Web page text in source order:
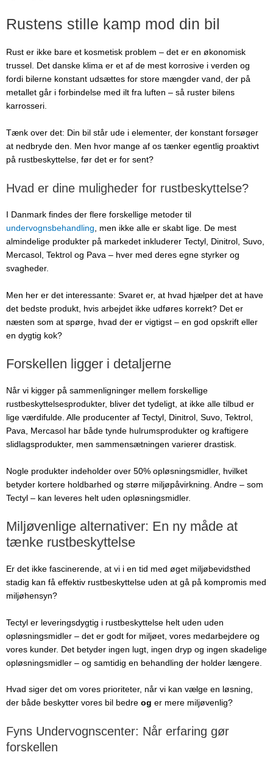
Rustens stille kamp mod din bil
Rust er ikke bare et kosmetisk problem – det er en økonomisk
trussel. Det danske klima er et af de mest korrosive i verden og
fordi bilerne konstant udsættes for store mængder vand, der på
metallet går i forbindelse med ilt fra luften – så ruster bilens
karrosseri.
Tænk over det: Din bil står ude i elementer, der konstant forsøger
at nedbryde den. Men hvor mange af os tænker egentlig proaktivt
på rustbeskyttelse, før det er for sent?
Hvad er dine muligheder for rustbeskyttelse?
I Danmark findes der flere forskellige metoder til
undervognsbehandling, men ikke alle er skabt lige. De mest
almindelige produkter på markedet inkluderer Tectyl, Dinitrol, Suvo,
Mercasol, Tektrol og Pava – hver med deres egne styrker og
svagheder.
Men her er det interessante: Svaret er, at hvad hjælper det at have
det bedste produkt, hvis arbejdet ikke udføres korrekt? Det er
næsten som at spørge, hvad der er vigtigst – en god opskrift eller
en dygtig kok?
Forskellen ligger i detaljerne
Når vi kigger på sammenligninger mellem forskellige
rustbeskyttelsesprodukter, bliver det tydeligt, at ikke alle tilbud er
lige værdifulde. Alle producenter af Tectyl, Dinitrol, Suvo, Tektrol,
Pava, Mercasol har både tynde hulrumsprodukter og kraftigere
slidlagsprodukter, men sammensætningen varierer drastisk.
Nogle produkter indeholder over 50% opløsningsmidler, hvilket
betyder kortere holdbarhed og større miljøpåvirkning. Andre – som
Tectyl – kan leveres helt uden opløsningsmidler.
Miljøvenlige alternativer: En ny måde at
tænke rustbeskyttelse
Er det ikke fascinerende, at vi i en tid med øget miljøbevidsthed
stadig kan få effektiv rustbeskyttelse uden at gå på kompromis med
miljøhensyn?
Tectyl er leveringsdygtig i rustbeskyttelse helt uden uden
opløsningsmidler – det er godt for miljøet, vores medarbejdere og
vores kunder. Det betyder ingen lugt, ingen dryp og ingen skadelige
opløsningsmidler – og samtidig en behandling der holder længere.
Hvad siger det om vores prioriteter, når vi kan vælge en løsning,
der både beskytter vores bil bedre og er mere miljøvenlig?
Fyns Undervognscenter: Når erfaring gør
forskellen